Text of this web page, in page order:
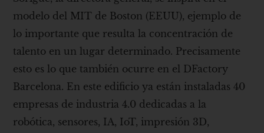
modelo del MIT de Boston (EEUU), ejemplo de
lo importante que resulta la concentración de
talento en un lugar determinado. Precisamente
esto es lo que también ocurre en el DFactory
Barcelona. En este edificio ya están instaladas 40
empresas de industria 4.0 dedicadas a la
robótica, sensores, IA, IoT, impresión 3D,